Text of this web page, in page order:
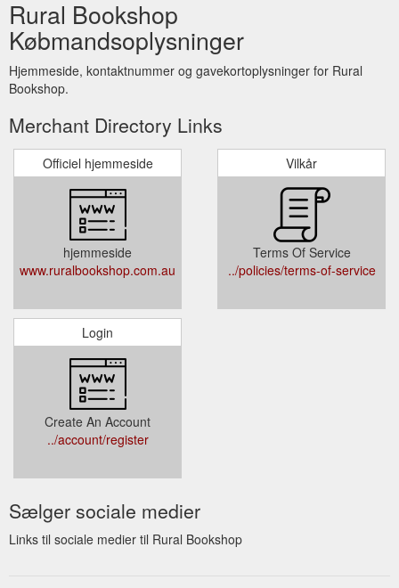
Rural Bookshop
Købmandsoplysninger
Hjemmeside, kontaktnummer og gavekortoplysninger for Rural
Bookshop.
Merchant Directory Links
Officiel hjemmeside
hjemmeside
www.ruralbookshop.com.au
Vilkår
Terms Of Service
../policies/terms-of-service
Login
Create An Account
../account/register
Sælger sociale medier
Links til sociale medier til Rural Bookshop